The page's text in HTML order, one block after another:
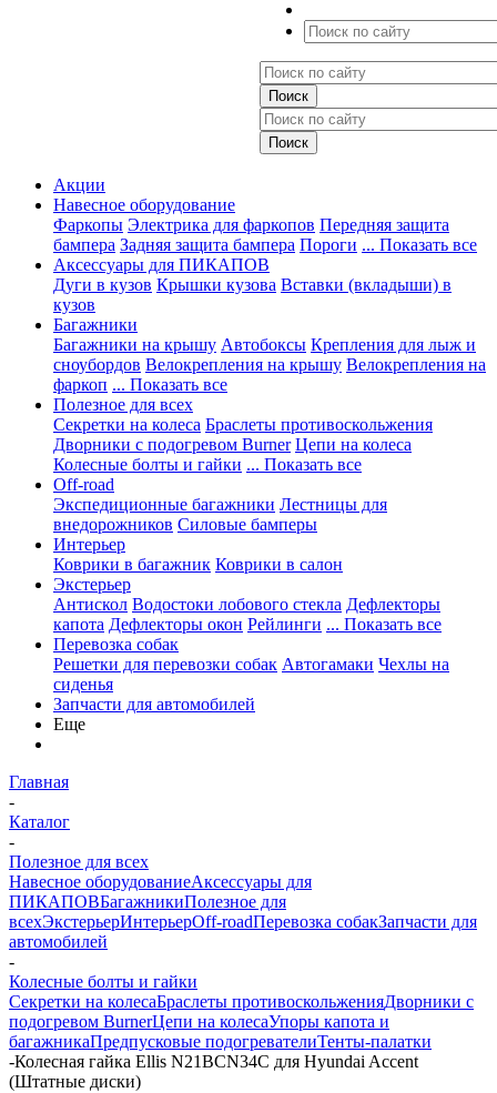
Акции
Навесное оборудование
Фаркопы Электрика для фаркопов Передняя защита
бампера Задняя защита бампера Пороги ... Показать все
Аксессуары для ПИКАПОВ
Дуги в кузов Крышки кузова Вставки (вкладыши) в
кузов
Багажники
Багажники на крышу Автобоксы Крепления для лыж и
сноубордов Велокрепления на крышу Велокрепления на
фаркоп ... Показать все
Полезное для всех
Секретки на колеса Браслеты противоскольжения
Дворники с подогревом Burner Цепи на колеса
Колесные болты и гайки ... Показать все
Off-road
Экспедиционные багажники Лестницы для
внедорожников Силовые бамперы
Интерьер
Коврики в багажник Коврики в салон
Экстерьер
Антискол Водостоки лобового стекла Дефлекторы
капота Дефлекторы окон Рейлинги ... Показать все
Перевозка собак
Решетки для перевозки собак Автогамаки Чехлы на
сиденья
Запчасти для автомобилей
Еще
Главная
-
Каталог
-
Полезное для всех
Навесное оборудованиеАксессуары для
ПИКАПОВБагажникиПолезное для
всехЭкстерьерИнтерьерOff-roadПеревозка собакЗапчасти для
автомобилей
-
Колесные болты и гайки
Секретки на колесаБраслеты противоскольженияДворники с
подогревом BurnerЦепи на колесаУпоры капота и
багажникаПредпусковые подогревателиТенты-палатки
-Колесная гайка Ellis N21BCN34C для Hyundai Accent
(Штатные диски)